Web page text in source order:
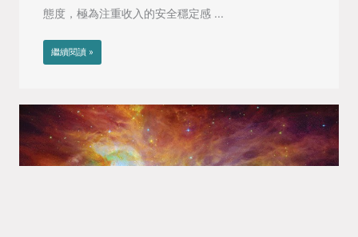
態度，極為注重收入的安全穩定感 ...
繼續閱讀 »